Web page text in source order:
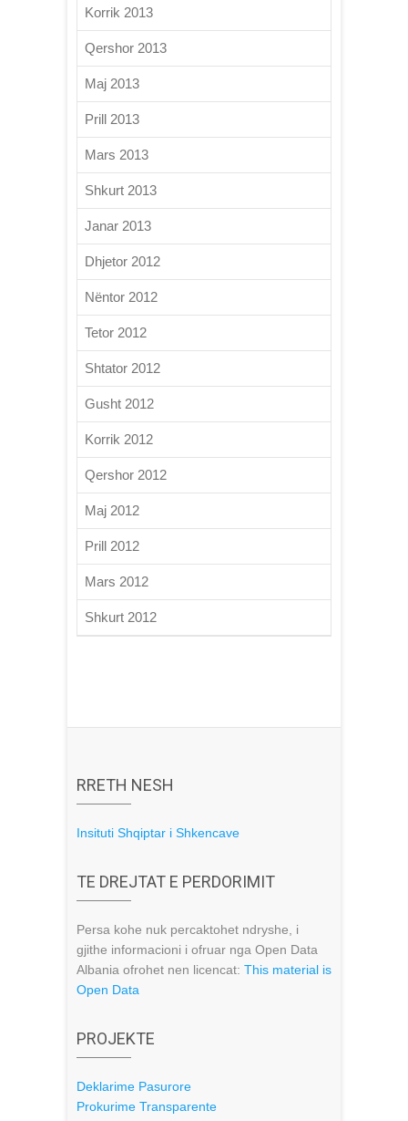
Korrik 2013
Qershor 2013
Maj 2013
Prill 2013
Mars 2013
Shkurt 2013
Janar 2013
Dhjetor 2012
Nëntor 2012
Tetor 2012
Shtator 2012
Gusht 2012
Korrik 2012
Qershor 2012
Maj 2012
Prill 2012
Mars 2012
Shkurt 2012
RRETH NESH
Insituti Shqiptar i Shkencave
TE DREJTAT E PERDORIMIT
Persa kohe nuk percaktohet ndryshe, i
gjithe informacioni i ofruar nga Open Data
Albania ofrohet nen licencat: This material is
Open Data
PROJEKTE
Deklarime Pasurore
Prokurime Transparente